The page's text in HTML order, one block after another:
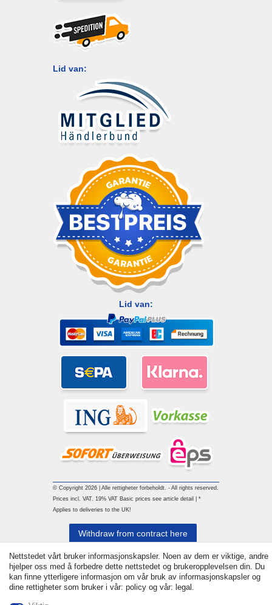
Lid van:
Lid van:
© Copyright 2026 | Alle rettigheter forbeholdt. - All rights reserved.
Prices incl. VAT. 19% VAT Basic prices see article detail | *
Applies to deliveries to the UK!
Nettstedet vårt bruker informasjonskapsler. Noen av dem er viktige, andre
hjelper oss med å forbedre dette nettstedet og brukeropplevelsen din. Du
kan finne ytterligere informasjon om vår bruk av informasjonskapsler og
dine rettigheter som bruker i vår: policy og vår: legal.
Withdraw from contract here
Ta kontakt med